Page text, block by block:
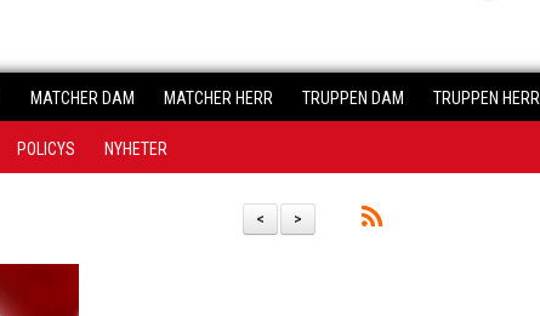
MATCHER DAM MATCHER HERR TRUPPEN DAM TRUPPEN HERR
POLICYS NYHETER
>
<